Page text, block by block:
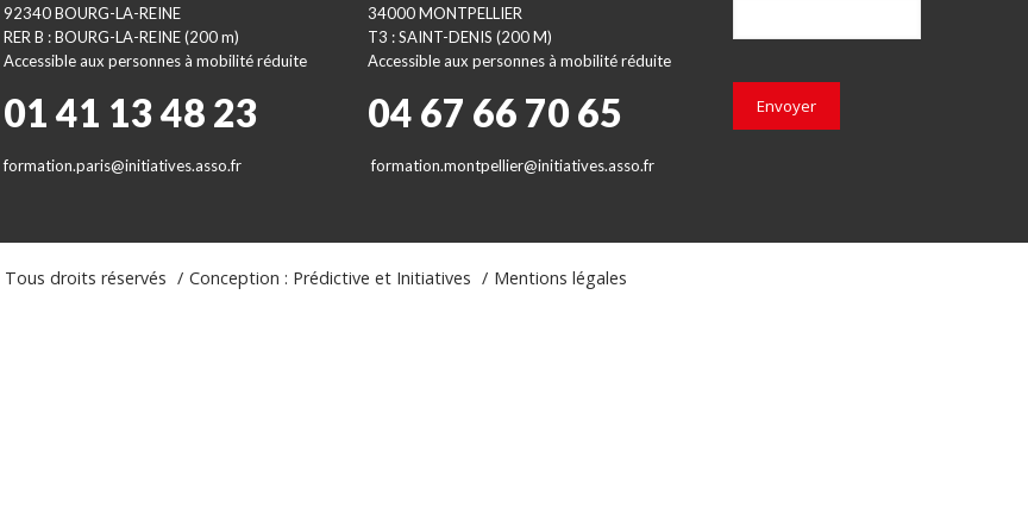
92340 BOURG-LA-REINE
RER B : BOURG-LA-REINE (200 m)
Accessible aux personnes à mobilité réduite
01 41 13 48 23
formation.paris@initiatives.asso.fr
34000 MONTPELLIER
T3 : SAINT-DENIS (200 M)
Accessible aux personnes à mobilité réduite
04 67 66 70 65
formation.montpellier@initiatives.asso.fr
Envoyer
droits réservés Conception : Prédictive et Initiatives Mentions légales